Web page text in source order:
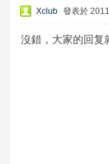
Xclub 發表於
沒錯，大家的回复